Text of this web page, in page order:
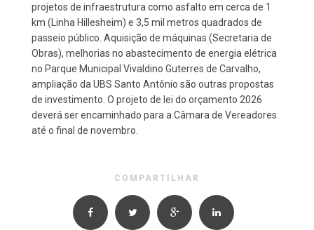
projetos de infraestrutura como asfalto em cerca de 1
km (Linha Hillesheim) e 3,5 mil metros quadrados de
passeio público. Aquisição de máquinas (Secretaria de
Obras), melhorias no abastecimento de energia elétrica
no Parque Municipal Vivaldino Guterres de Carvalho,
ampliação da UBS Santo Antônio são outras propostas
de investimento. O projeto de lei do orçamento 2026
deverá ser encaminhado para a Câmara de Vereadores
até o final de novembro.
COMPARTILHAR